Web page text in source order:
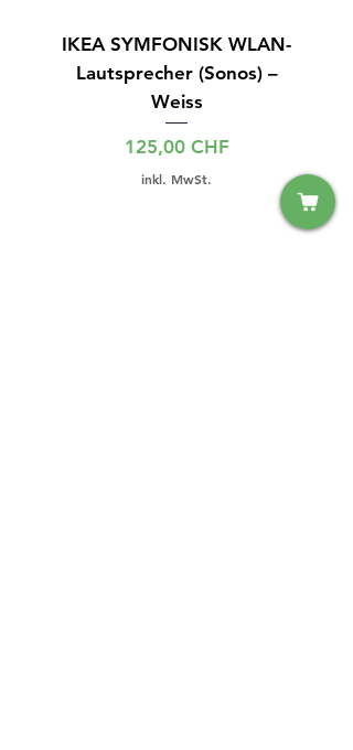
IKEA SYMFONISK WLAN-
Lautsprecher (Sonos) –
Weiss
Preis
125,00 CHF
inkl. MwSt.